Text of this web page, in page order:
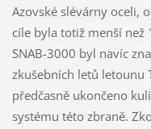
Azovské slévárny oceli,
cíle byla totiž menší než
SNAB-3000 byl navíc
zkušebních letů letounu
předčasně ukončeno
systému této zbraně.